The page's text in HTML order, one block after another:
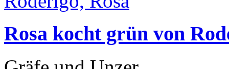
Rosa kocht grün von